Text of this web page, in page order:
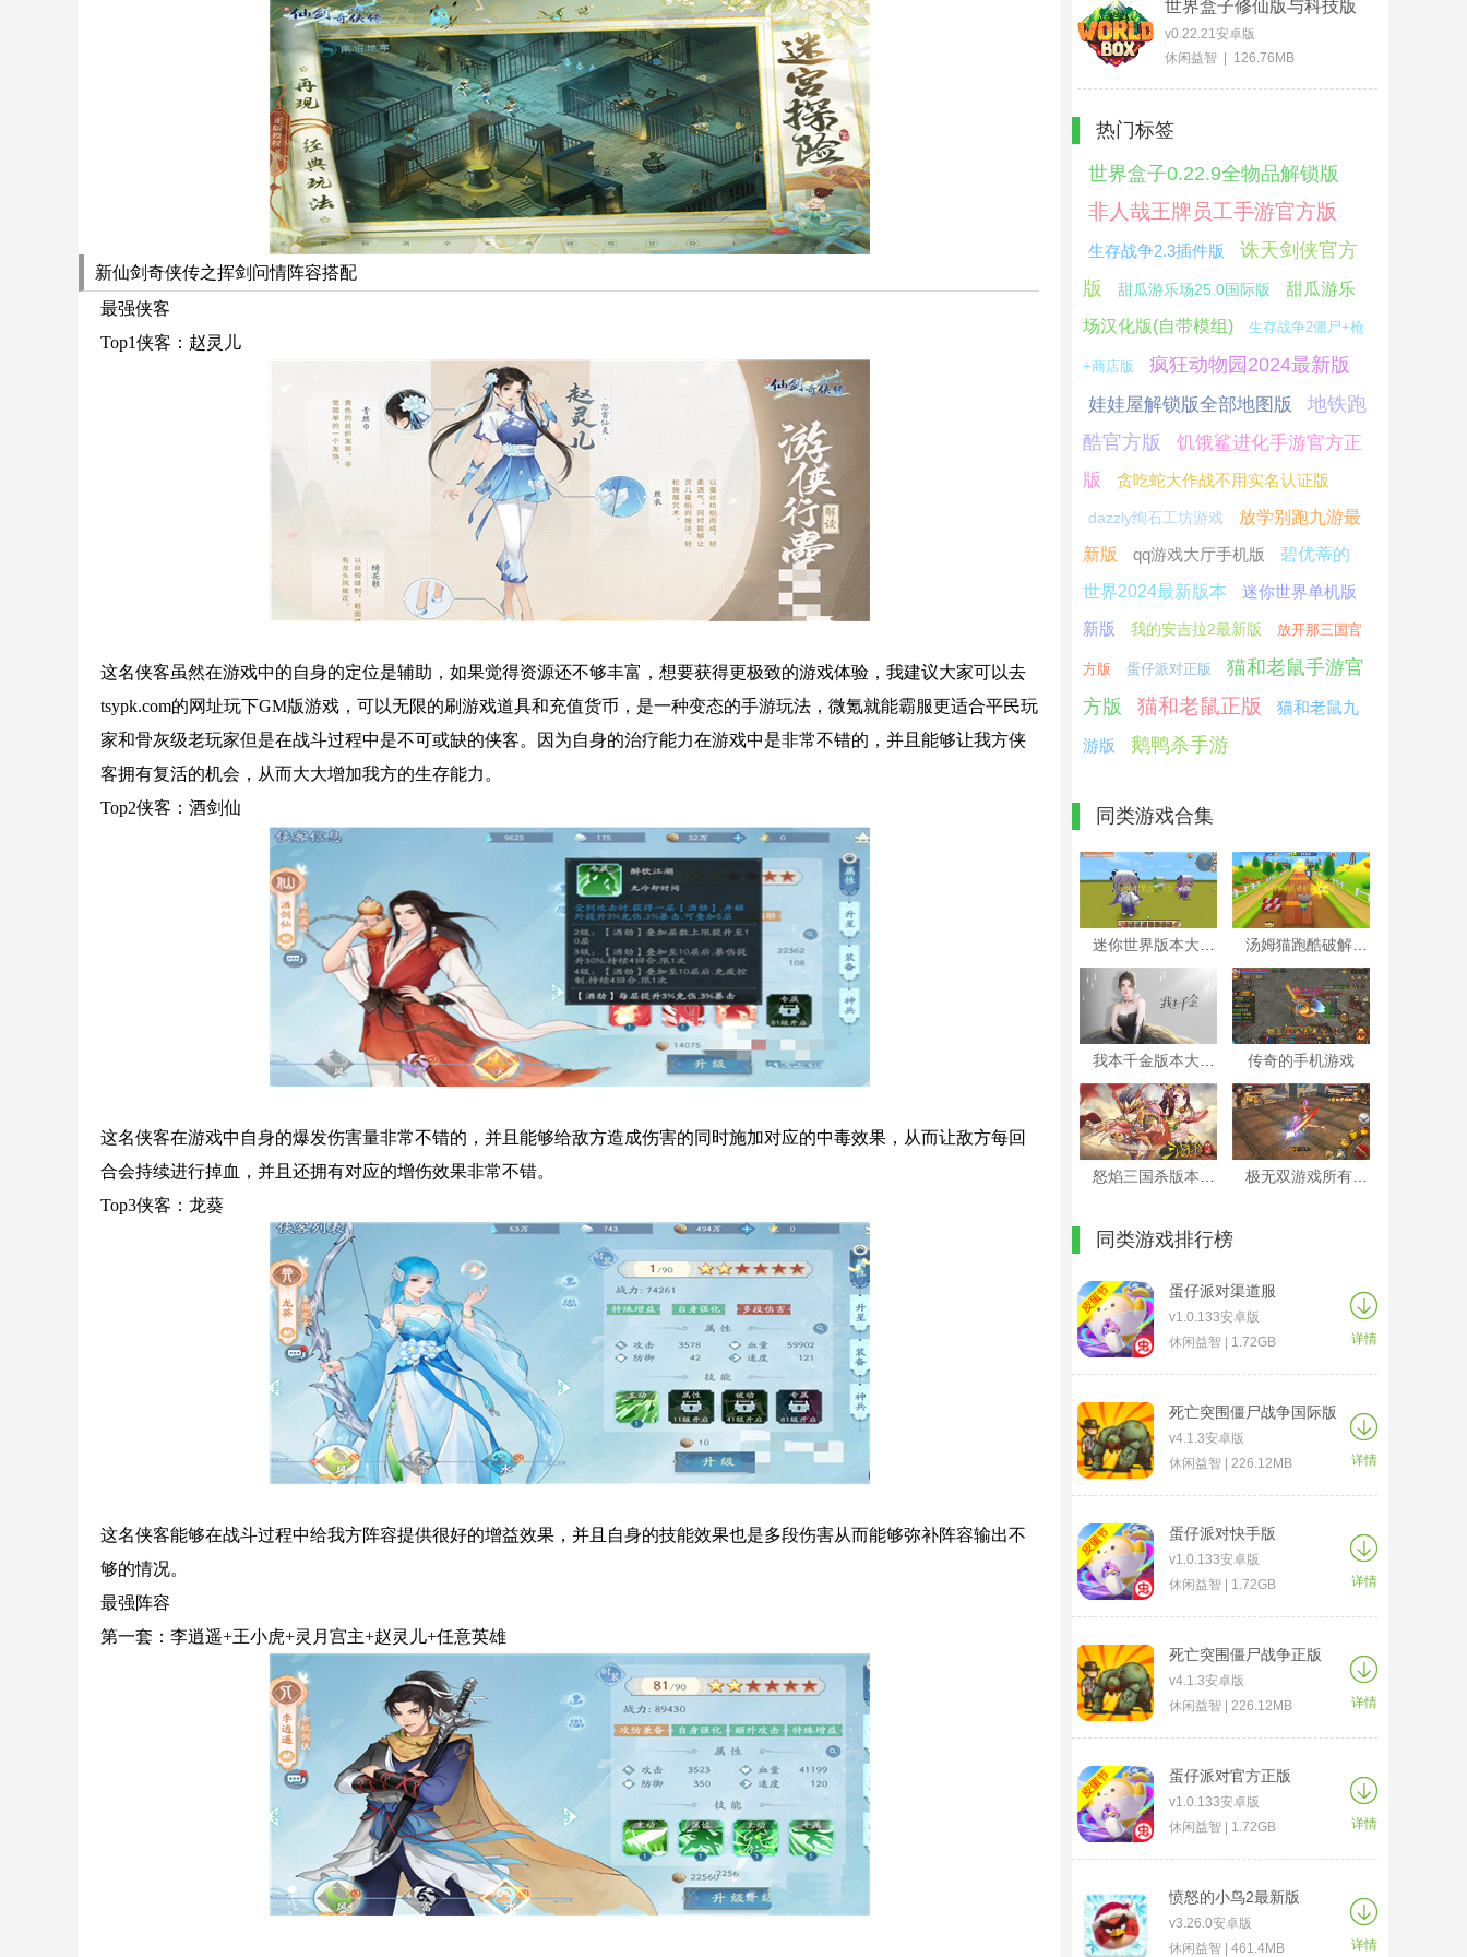
新仙剑奇侠传之挥剑问情阵容搭配
最强侠客
Top1侠客：赵灵儿
这名侠客虽然在游戏中的自身的定位是辅助，如果觉得资源还不够丰富，想要获得更极致的游戏体验，我建议大家可以去
tsypk.com的网址玩下GM版游戏，可以无限的刷游戏道具和充值货币，是一种变态的手游玩法，微氪就能霸服更适合平民玩
家和骨灰级老玩家但是在战斗过程中是不可或缺的侠客。因为自身的治疗能力在游戏中是非常不错的，并且能够让我方侠
客拥有复活的机会，从而大大增加我方的生存能力。
Top2侠客：酒剑仙
这名侠客在游戏中自身的爆发伤害量非常不错的，并且能够给敌方造成伤害的同时施加对应的中毒效果，从而让敌方每回
合会持续进行掉血，并且还拥有对应的增伤效果非常不错。
Top3侠客：龙葵
这名侠客能够在战斗过程中给我方阵容提供很好的增益效果，并且自身的技能效果也是多段伤害从而能够弥补阵容输出不
够的情况。
最强阵容
第一套：李逍遥+王小虎+灵月宫主+赵灵儿+任意英雄
世界盒子修仙版与科技版
mod版
v0.22.21安卓版
休闲益智 | 126.76MB
热门标签
世界盒子0.22.9全物品解锁版
非人哉王牌员工手游官方版
生存战争2.3插件版
诛天剑侠官方
版
甜瓜游乐场25.0国际版
甜瓜游乐
场汉化版(自带模组)
生存战争2僵尸+枪
+商店版 疯狂动物园2024最新版
娃娃屋解锁版全部地图版
地铁跑
酷官方版
饥饿鲨进化手游官方正
版
贪吃蛇大作战不用实名认证版
dazzly绚石工坊游戏
放学别跑九游最
新版
qq游戏大厅手机版
碧优蒂的
世界2024最新版本
迷你世界单机版
新版
我的安吉拉2最新版 放开那三国官
方版 蛋仔派对正版
猫和老鼠手游官
方版
猫和老鼠正版 猫和老鼠九
游版 鹅鸭杀手游
同类游戏合集
传奇的手机游戏
同类游戏排行榜
蛋仔派对渠道服
v1.0.133安卓版
休闲益智 | 1.72GB
详情
死亡突围僵尸战争国际版
v4.1.3安卓版
休闲益智 | 226.12MB
详情
蛋仔派对快手版
v1.0.133安卓版
休闲益智 | 1.72GB
详情
死亡突围僵尸战争正版
v4.1.3安卓版
休闲益智 | 226.12MB
详情
蛋仔派对官方正版
v1.0.133安卓版
休闲益智 | 1.72GB
详情
愤怒的小鸟2最新版
v3.26.0安卓版
休闲益智 | 461.4MB
详情